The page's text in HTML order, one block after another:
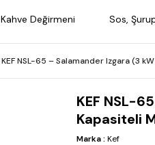
Kahve Değirmeni Sos,
KEF NSL-65 – Salamander Izgara (3
KEF NSL-
Kapasiteli
Marka: Kef